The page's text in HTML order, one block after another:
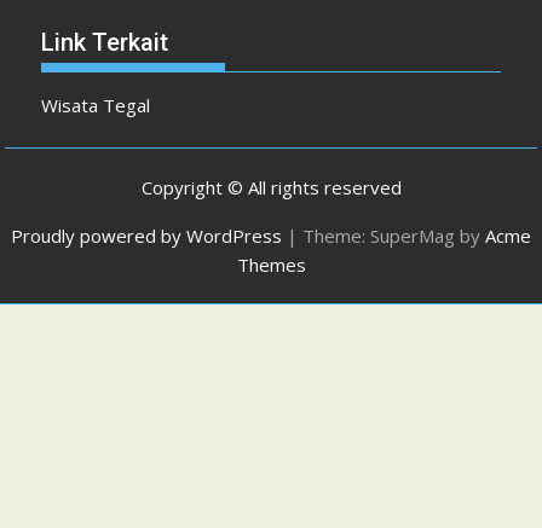
Link Terkait
Wisata Tegal
Copyright © All rights reserved
Proudly powered by WordPress | Theme: SuperMag by Acme
Themes